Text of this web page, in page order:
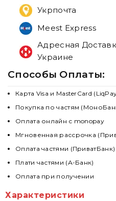
Укрпочта
Meest Express
Адресная
Украине
Способы Оплаты:
Карта Visa и MasterCard
Покупка по частям
Оплата онлайн с monopay
Мгновенная рассрочка
Оплата частями (ПриватБанк)
Плати частями (А-Банк)
Оплата при получении
Характеристики